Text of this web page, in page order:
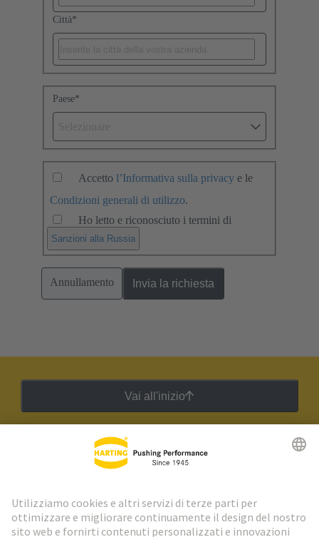
Città*
Paese*
Accetto l’Informativa sulla privacy e le
Condizioni generali di utilizzo.
Ho letto e riconosciuto i termini di
Sanzioni alla Russia
Annullamento Invia la richiesta
Vai all'inizio
Newsletter HARTING